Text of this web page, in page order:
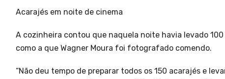
Acarajés em noite de cinema
A cozinheira contou que naquela noite havia levado
como a que Wagner Moura foi fotografado comendo.
“Não deu tempo de preparar todos os 150 acarajés e